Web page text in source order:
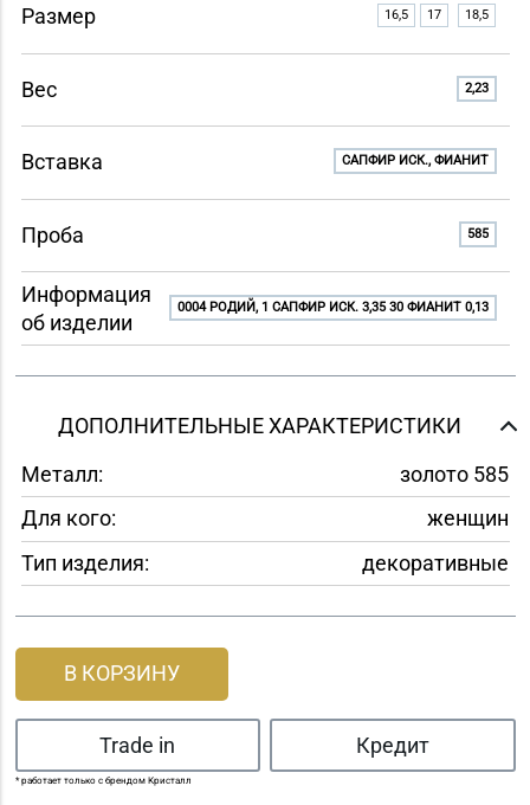
Размер 16,5 17 18,5
Вес 2,23
Вставка САПФИР ИСК., ФИАНИТ
Проба 585
Информация
об изделии
0004 РОДИЙ, 1 САПФИР ИСК. 3,35 30 ФИАНИТ 0,13
ДОПОЛНИТЕЛЬНЫЕ ХАРАКТЕРИСТИКИ
Металл:
золото 585
Для кого:
женщин
Тип изделия:
декоративные
В КОРЗИНУ
Trade in Кредит
* работает только с брендом Кристалл